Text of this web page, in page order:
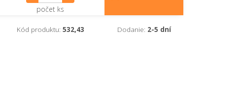
počet ks
Kód produktu: 532,43 Dodanie: 2-5 dní